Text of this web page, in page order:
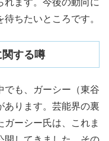
れます。今後の動向に
ちたいところです。
する噂
でも、ガーシー（東谷
あります。芸能界の裏
ーシー氏は、これま